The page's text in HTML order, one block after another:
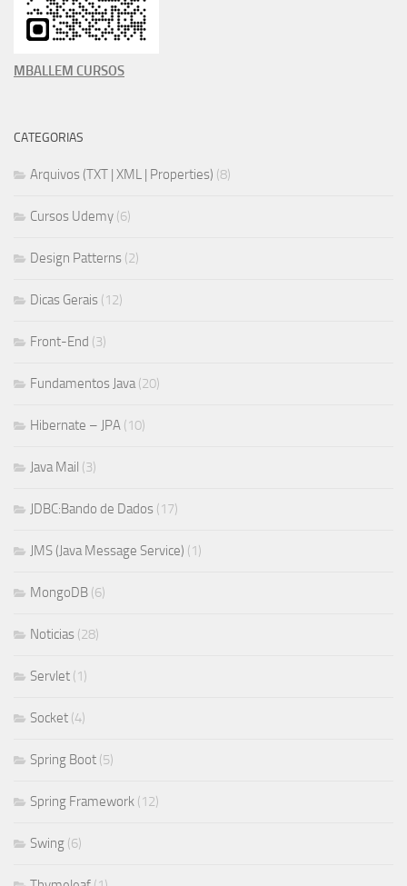
MBALLEM CURSOS
CATEGORIAS
Arquivos (TXT | XML | Properties) (8)
Cursos Udemy (6)
Design Patterns (2)
Dicas Gerais (12)
Front-End (3)
Fundamentos Java(20)
Hibernate – JPA (10)
Java Mail (3)
JDBC:Bando de Dados (17)
JMS (Java Message Service) (1)
MongoDB (6)
Noticias (28)
Servlet (1)
Socket (4)
Spring Boot (5)
Spring Framework (12)
Swing (6)